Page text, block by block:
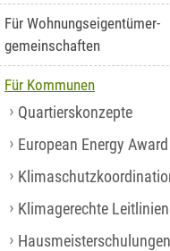
Für Wohnungseigentümer-
gemeinschaften
Für Kommunen
Quartierskonzepte
European Energy Award
Klimagerechte Leitlinien
Hausmeisterschulungen